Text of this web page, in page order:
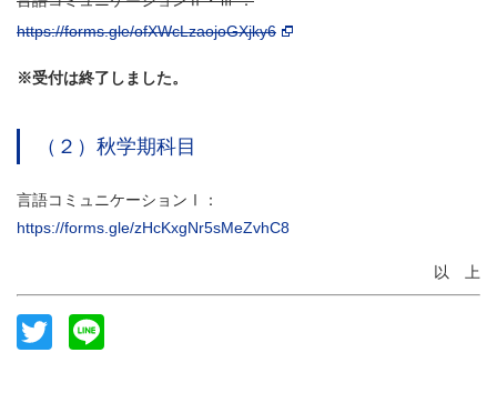
https://forms.gle/ofXWcLzaojoGXjky6
※受付は終了しました。
（２）秋学期科目
言語コミュニケーションⅠ：
https://forms.gle/zHcKxgNr5sMeZvhC8
以 上
Twitter